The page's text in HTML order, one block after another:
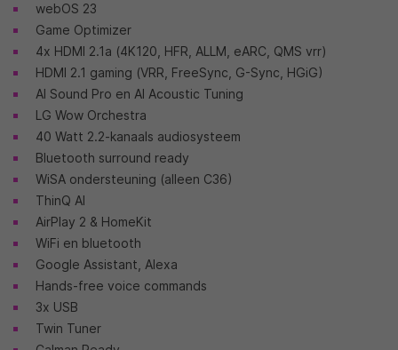
webOS 23
Game Optimizer
4x HDMI 2.1a (4K120, HFR, ALLM, eARC, QMS vrr)
HDMI 2.1 gaming (VRR, FreeSync, G-Sync, HGiG)
AI Sound Pro en AI Acoustic Tuning
LG Wow Orchestra
40 Watt 2.2-kanaals audiosysteem
Bluetooth surround ready
WiSA ondersteuning (alleen C36)
ThinQ AI
AirPlay 2 & HomeKit
WiFi en bluetooth
Google Assistant, Alexa
Hands-free voice commands
3x USB
Twin Tuner